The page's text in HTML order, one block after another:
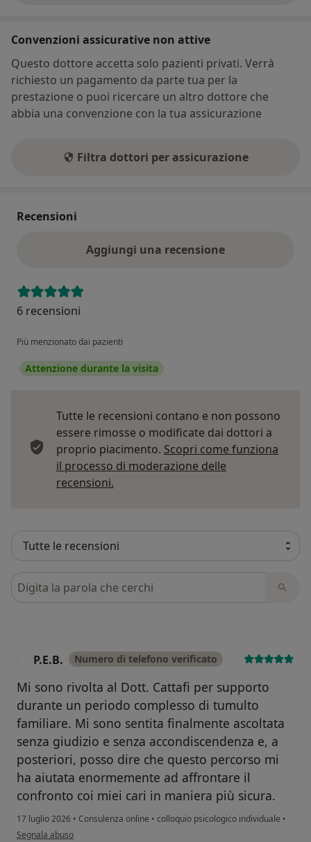
Convenzioni assicurative non attive
Questo dottore accetta solo pazienti privati. Verrà
richiesto un pagamento da parte tua per la
prestazione o puoi ricercare un altro dottore che
abbia una convenzione con la tua assicurazione
Filtra dottori per assicurazione
Recensioni
Aggiungi una recensione
6 recensioni
Più menzionato dai pazienti
Attenzione durante la visita
Tutte le recensioni contano e non possono
essere rimosse o modificate dai dottori a
proprio piacimento. Scopri come funziona
il processo di moderazione delle
recensioni.
Cerca nelle recensioni
P.E.B. Numero di telefono verificato
Mi sono rivolta al Dott. Cattafi per supporto
durante un periodo complesso di tumulto
familiare. Mi sono sentita finalmente ascoltata
senza giudizio e senza accondiscendenza e, a
posteriori, posso dire che questo percorso mi
ha aiutata enormemente ad affrontare il
confronto coi miei cari in maniera più sicura.
17 luglio 2026 • Consulenza online • colloquio psicologico individuale •
secondo l'opinione dell'utente P.E.B.
Segnala abuso